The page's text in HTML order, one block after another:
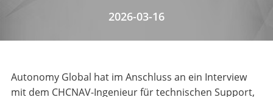
2026-03-16
Autonomy Global hat im Anschluss an ein Interview
mit dem CHCNAV-Ingenieur für technischen Support,